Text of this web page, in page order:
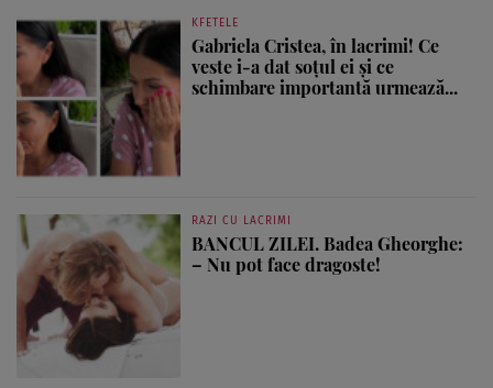
KFETELE
Gabriela Cristea, în lacrimi! Ce
veste i-a dat soțul ei și ce
schimbare importantă urmează...
RAZI CU LACRIMI
BANCUL ZILEI. Badea Gheorghe:
– Nu pot face dragoste!